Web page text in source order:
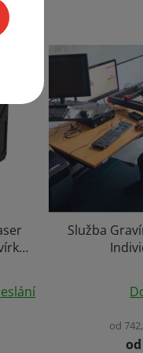
Služba
od
od